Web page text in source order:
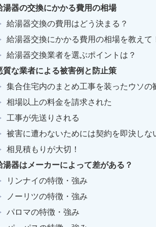
湯器の交換にかかる費用の相場
給湯器交換の費用はどう決まる？
給湯器交換にかかる費用の相場を教えて
給湯器交換業者を選ぶポイントは？
質な業者による被害例と防止策
集合住宅内のまとめ工事を装ったウソの
相場以上の料金を請求された
工事が先送りされる
被害に遭わないためには契約を即決しな
相見積もりが大切！
湯器はメーカーによって差がある？
リンナイの特徴・強み
ノーリツの特徴・強み
パロマの特徴・強み